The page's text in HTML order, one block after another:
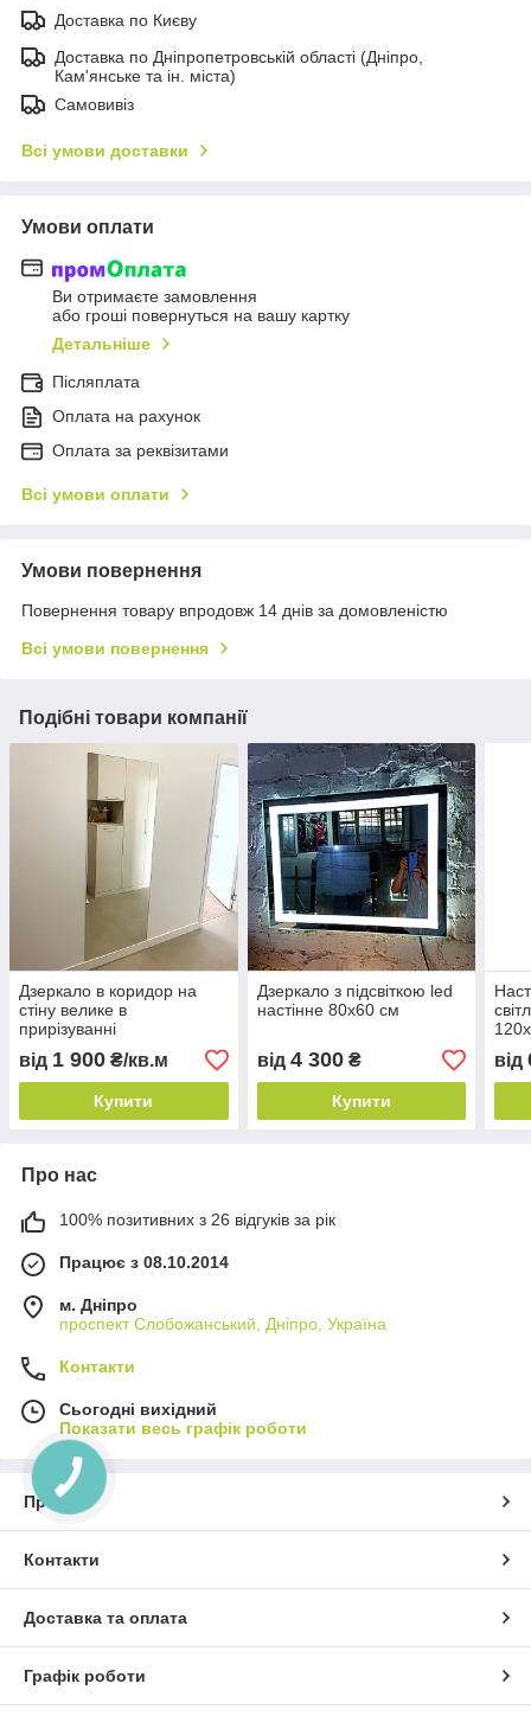
Доставка по Києву
Доставка по Дніпропетровській області (Дніпро,
Кам'янське та ін. міста)
Самовивіз
Всі умови доставки
Умови оплати
Ви отримаєте замовлення
або гроші повернуться на вашу картку
Детальніше
Післяплата
Оплата на рахунок
Оплата за реквізитами
Всі умови оплати
Умови повернення
Повернення товару впродовж 14 днів за домовленістю
Всі умови повернення
Подібні товари компанії
Дзеркало в коридор на
стіну велике в
прирізуванні
від 1 900 ₴/кв.м
Купити
Дзеркало з підсвіткою led
настінне 80х60 см
від 4 300₴
Купити
від
Про нас
100% позитивних з 26 відгуків за рік
Працює з 08.10.2014
м. Дніпро
проспект Слобожанський, Дніпро, Україна
Контакти
Сьогодні вихідний
Показати весь графік роботи
Про нас
Контакти
Доставка та оплата
Графік роботи